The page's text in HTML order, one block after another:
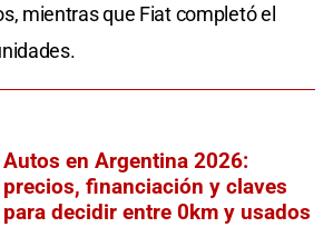
mientras que Fiat completó el
Autos en Argentina 2026:
precios, financiación y claves
para decidir entre 0km y usados